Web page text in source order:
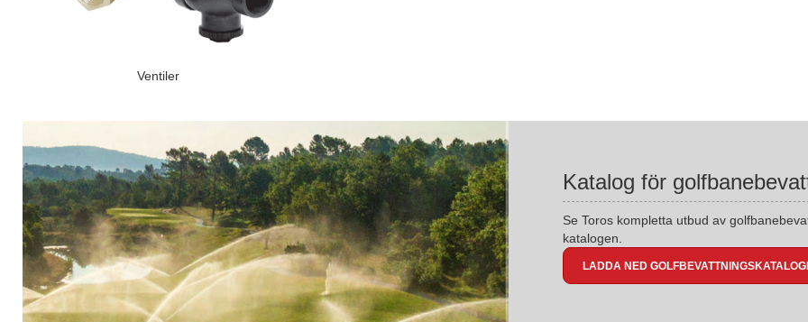
Ventiler
Katalog för
Se Toros kompletta utbud av
katalogen.
LADDA NED